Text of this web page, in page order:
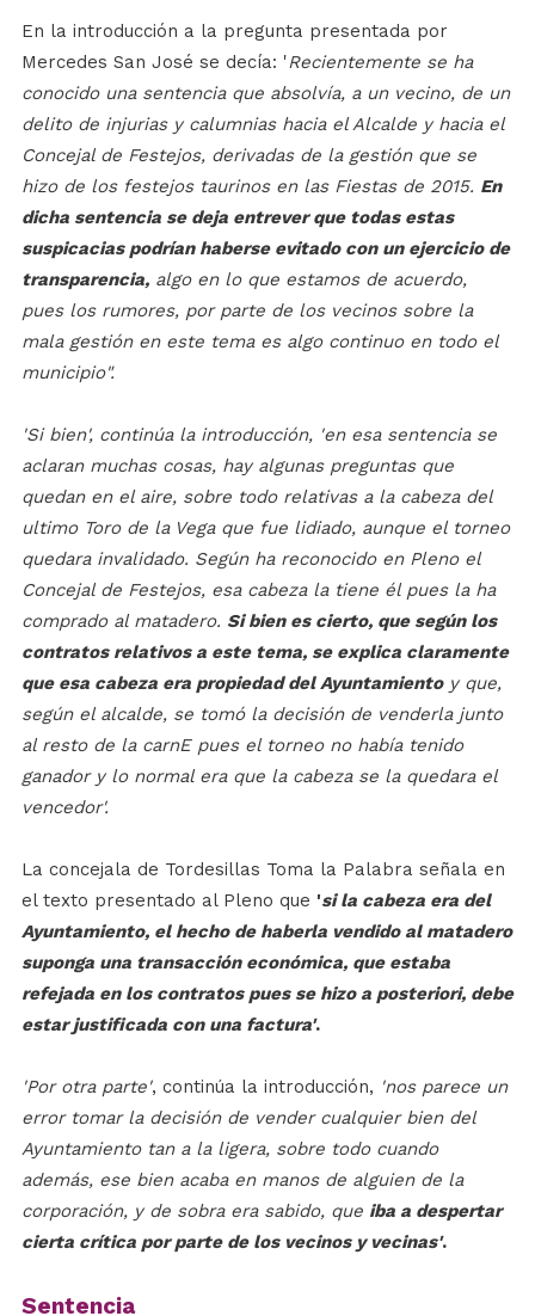
En la introducción a la pregunta presentada por
Mercedes San José se decía: 'Recientemente se ha
conocido una sentencia que absolvía, a un vecino, de un
delito de injurias y calumnias hacia el Alcalde y hacia el
Concejal de Festejos, derivadas de la gestión que se
hizo de los festejos taurinos en las Fiestas de 2015. En
dicha sentencia se deja entrever que todas estas
suspicacias podrían haberse evitado con un ejercicio de
transparencia,algo en lo que estamos de acuerdo,
pues los rumores, por parte de los vecinos sobre la
mala gestión en este tema es algo continuo en todo el
municipio".
'Si bien', continúa la introducción, 'en esa sentencia se
aclaran muchas cosas, hay algunas preguntas que
quedan en el aire, sobre todo relativas a la cabeza del
ultimo Toro de la Vega que fue lidiado, aunque el torneo
quedara invalidado. Según ha reconocido en Pleno el
Concejal de Festejos, esa cabeza la tiene él pues la ha
comprado al matadero. Si bien es cierto, que según los
contratos relativos a este tema, se explica claramente
que esa cabeza era propiedad del Ayuntamientoy que,
según el alcalde, se tomó la decisión de venderla junto
al resto de la carnE pues el torneo no había tenido
ganador y lo normal era que la cabeza se la quedara el
vencedor'.
La concejala de Tordesillas Toma la Palabra señala en
el texto presentado al Pleno que 'si la cabeza era del
Ayuntamiento, el hecho de haberla vendido al matadero
suponga una transacción económica, que estaba
refejada en los contratos pues se hizo a posteriori, debe
estar justificada con una factura'.
'Por otra parte', continúa la introducción, 'nos parece un
error tomar la decisión de vender cualquier bien del
Ayuntamiento tan a la ligera, sobre todo cuando
además, ese bien acaba en manos de alguien de la
corporación, y de sobra era sabido, que iba a despertar
cierta crítica por parte de los vecinos y vecinas'.
Sentencia